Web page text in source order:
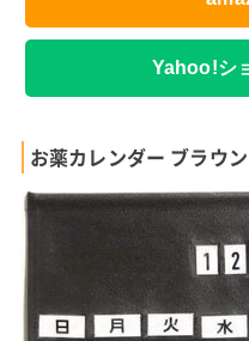
Yahoo!シ
お薬カレンダー ブラウ